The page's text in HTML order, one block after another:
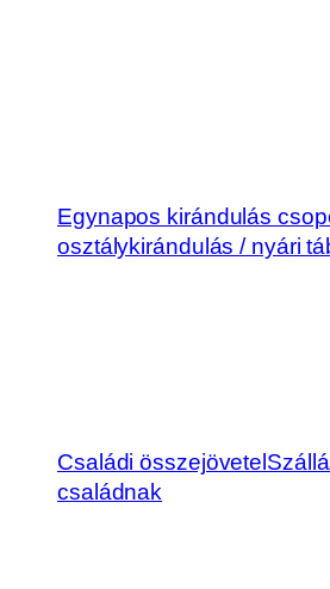
Egynapos kirándulás
osztálykirándulás / nyári
Családi összejövetel
családnak